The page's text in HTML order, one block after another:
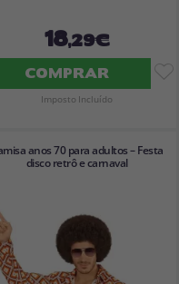
18,29€
COMPRAR
Imposto Incluído
anos 70 para adultos – Festa
disco retrô e carnaval